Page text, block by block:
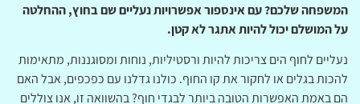
המשפחה שלכם? עם אינספור אפשרויות נעליים שם בחוץ, ההחלטה
על המושלם יכול להיות אתגר לא קטן.
נעליים לחוף הים צריכות להיות ורסטיליות, נוחות ומסוגננות, מתאימות
להכות בגלים או לחקור את קו החוף. כולנו גדלנו עם כפכפים, אבל האם
הם באמת האפשרות הטובה ביותר לבגדי חוף? בהשוואה זו, אנו צוללים